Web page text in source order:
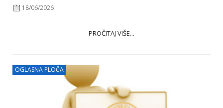
18/06/2026
PROČITAJ VIŠE...
OGLASNA PLOČA